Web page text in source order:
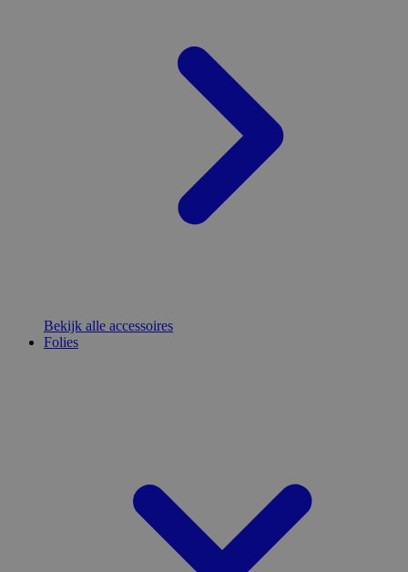
Bekijk alle accessoires
Folies